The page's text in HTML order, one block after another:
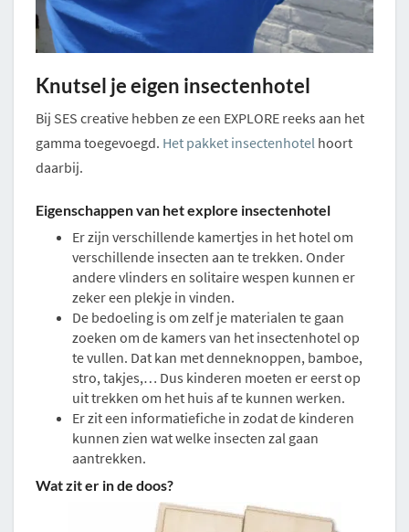
Knutsel je eigen insectenhotel
Bij SES creative hebben ze een EXPLORE reeks aan het
gamma toegevoegd. Het pakket insectenhotel hoort
daarbij.
Eigenschappen van het explore insectenhotel
Er zijn verschillende kamertjes in het hotel om
verschillende insecten aan te trekken. Onder
andere vlinders en solitaire wespen kunnen er
zeker een plekje in vinden.
De bedoeling is om zelf je materialen te gaan
zoeken om de kamers van het insectenhotel op
te vullen. Dat kan met denneknoppen, bamboe,
stro, takjes,… Dus kinderen moeten er eerst op
uit trekken om het huis af te kunnen werken.
Er zit een informatiefiche in zodat de kinderen
kunnen zien wat welke insecten zal gaan
aantrekken.
Wat zit er in de doos?